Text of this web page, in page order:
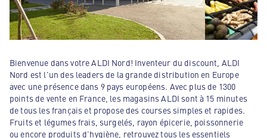
Bienvenue dans votre ALDI Nord! Inventeur du discount, ALDI
Nord est l'un des leaders de la grande distribution en Europe
avec une présence dans 9 pays européens. Avec plus de 1300
points de vente en France, les magasins ALDI sont à 15 minutes
de tous les français et propose des courses simples et rapides.
Fruits et légumes frais, surgelés, rayon épicerie, poissonnerie
ou encore produits d'hygiène, retrouvez tous les essentiels